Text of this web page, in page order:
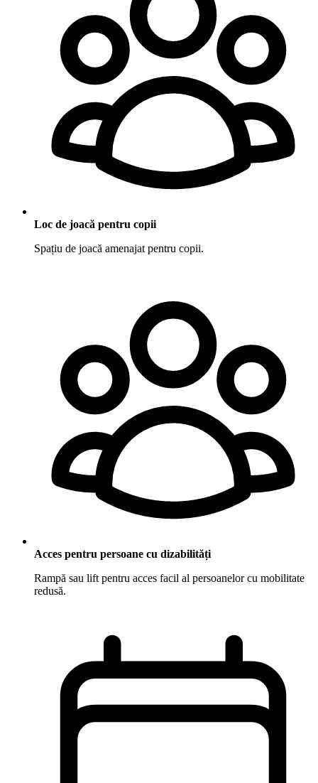
Loc de joacă pentru copii
Spațiu de joacă amenajat pentru copii.
Acces pentru persoane cu dizabilități
Rampă sau lift pentru acces facil al persoanelor cu mobilitate
redusă.